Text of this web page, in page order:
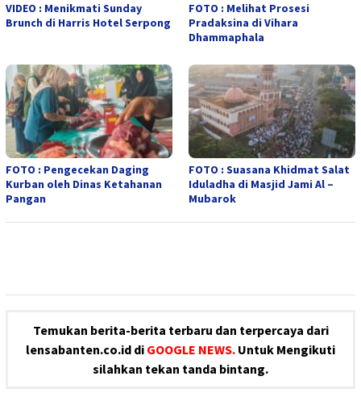
VIDEO : Menikmati Sunday
Brunch di Harris Hotel Serpong
FOTO : Melihat Prosesi
Pradaksina di Vihara
Dhammaphala
FOTO : Pengecekan Daging
Kurban oleh Dinas Ketahanan
Pangan
FOTO : Suasana Khidmat Salat
Iduladha di Masjid Jami Al –
Mubarok
Temukan berita-berita terbaru dan terpercaya dari
lensabanten.co.id di GOOGLE NEWS. Untuk Mengikuti
silahkan tekan tanda bintang.